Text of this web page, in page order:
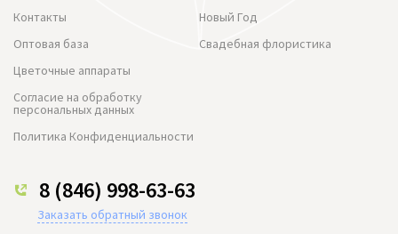
Контакты
Оптовая база
Цветочные аппараты
Согласие на обработку
персональных данных
Политика Конфиденциальности
Новый Год
Свадебная флористика
8 (846) 998-63-63
Заказать обратный звонок